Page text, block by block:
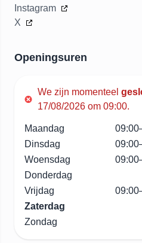
Instagram
X
Openingsuren
We zijn momenteel
17/08/2026 om 09:00.
Maandag
Dinsdag
Woensdag
Donderdag
Vrijdag
Zaterdag
Zondag